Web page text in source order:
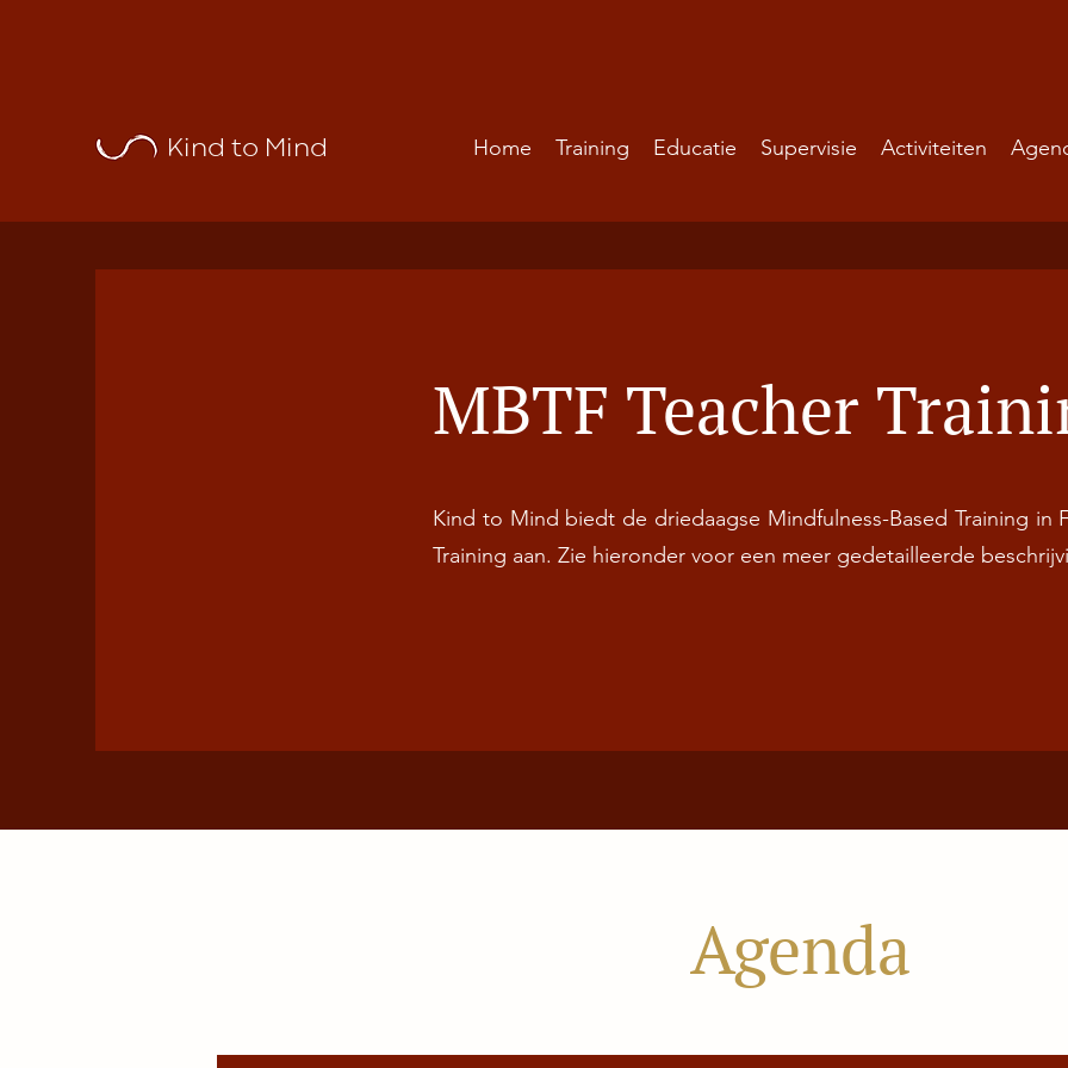
Kind to Mind Home Training Educatie Supervisie Activiteiten
MBTF Teacher
Kind to Mind biedt de driedaagse Mindfulness-Based Training in
Training aan. Zie hieronder voor een meer gedetailleerde
Agenda